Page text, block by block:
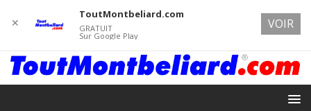
✕
ToutMontbeliard.com
GRATUIT
Sur Google Play
VOIR